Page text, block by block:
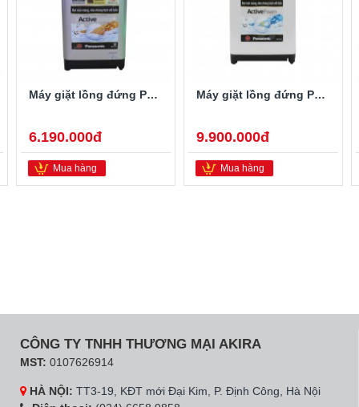
Máy giặt lồng đứng Panasonic NA-F85X5LRV 8.5kg
6.190.000đ
Mua hàng
Máy giặt lồng đứng Panasonic NA-125A5WRV 12.5kg
9.900.000đ
Mua hàng
CÔNG TY TNHH THƯƠNG MẠI AKIRA
MST: 0107626914
HÀ NỘI: TT3-19, KĐT mới Đại Kim, P. Định Công, Hà Nội